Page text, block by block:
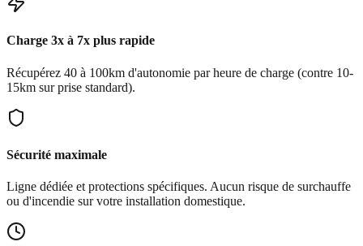
Charge 3x à 7x plus rapide
Récupérez 40 à 100km d'autonomie par heure de charge (contre 10-
15km sur prise standard).
Sécurité maximale
Ligne dédiée et protections spécifiques. Aucun risque de surchauffe
ou d'incendie sur votre installation domestique.